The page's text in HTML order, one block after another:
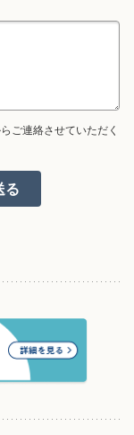
ご連絡させていただく